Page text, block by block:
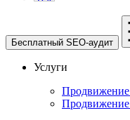
Бесплатный SEO-аудит
Услуги
Продвижение